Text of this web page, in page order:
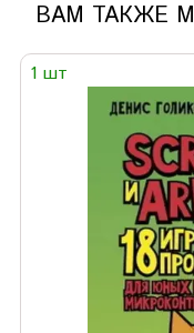
ВАМ ТАКЖЕ
1 шт